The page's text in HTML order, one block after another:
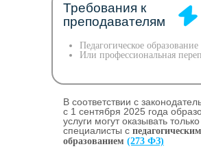
Педагогическое образование
Или профессиональная
В соответствии с
c 1 сентября 2025 года
услуги могут оказывать только
специалисты с педагогическим
образованием (273 ФЗ)
Требования к
преподавателям